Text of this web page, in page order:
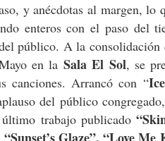
y anécdotas al margen, lo
enteros con el paso del
público. A la consolidación
en la Sala El Sol, se
canciones. Arrancó con “
del público
trabajo publicado